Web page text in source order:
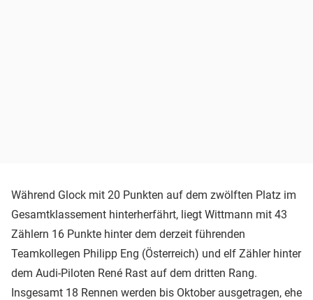
Während Glock mit 20 Punkten auf dem zwölften Platz im
Gesamtklassement hinterherfährt, liegt Wittmann mit 43
Zählern 16 Punkte hinter dem derzeit führenden
Teamkollegen Philipp Eng (Österreich) und elf Zähler hinter
dem Audi-Piloten René Rast auf dem dritten Rang.
Insgesamt 18 Rennen werden bis Oktober ausgetragen, ehe